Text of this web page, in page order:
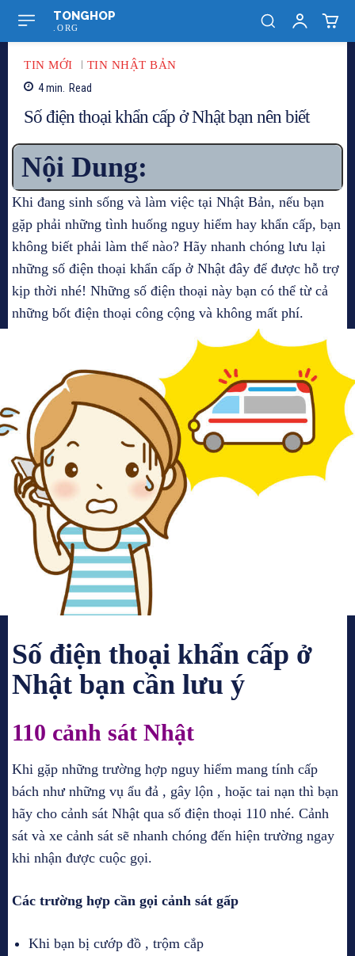
TONGHOP
.ORG
TIN MỚI
TIN NHẬT BẢN
4min. Read
Số điện thoại khẩn cấp ở Nhật bạn nên biết
Nội Dung:
Khi đang sinh sống và làm việc tại Nhật Bản, nếu bạn
gặp phải những tình huống nguy hiểm hay khẩn cấp, bạn
không biết phải làm thế nào? Hãy nhanh chóng lưu lại
những số điện thoại khẩn cấp ở Nhật đây để được hỗ trợ
kịp thời nhé! Những số điện thoại này bạn có thể từ cả
những bốt điện thoại công cộng và không mất phí.
Số điện thoại khẩn cấp ở
Nhật bạn cần lưu ý
110 cảnh sát Nhật
Khi gặp những trường hợp nguy hiểm mang tính cấp
bách như những vụ ẩu đả , gây lộn , hoặc tai nạn thì bạn
hãy cho cảnh sát Nhật qua số điện thoại 110 nhé. Cảnh
sát và xe cảnh sát sẽ nhanh chóng đến hiện trường ngay
khi nhận được cuộc gọi.
Các trường hợp cần gọi cảnh sát gấp
Khi bạn bị cướp đồ , trộm cắp